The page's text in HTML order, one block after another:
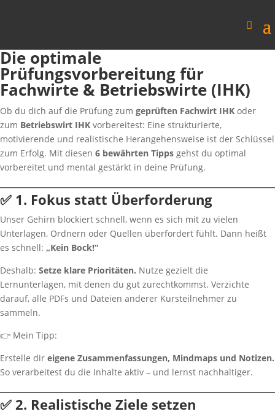
Die optimale
Prüfungsvorbereitung für
Fachwirte & Betriebswirte (IHK)
Ob du dich auf die Prüfung zum geprüften Fachwirt IHK oder
zum Betriebswirt IHK vorbereitest: Eine strukturierte,
motivierende und realistische Herangehensweise ist der Schlüssel
zum Erfolg. Mit diesen 6 bewährten Tipps gehst du optimal
vorbereitet und mental gestärkt in deine Prüfung.
✅ 1. Fokus statt Überforderung
Unser Gehirn blockiert schnell, wenn es sich mit zu vielen
Unterlagen, Ordnern oder Quellen überfordert fühlt. Dann heißt
es schnell: „Kein Bock!“
Deshalb: Setze klare Prioritäten. Nutze gezielt die
Lernunterlagen, mit denen du gut zurechtkommst. Verzichte
darauf, alle PDFs und Dateien anderer Kursteilnehmer zu
sammeln.
👉 Mein Tipp:
Erstelle dir eigene Zusammenfassungen, Mindmaps und Notizen.
So verarbeitest du die Inhalte aktiv – und lernst nachhaltiger.
✅ 2. Realistische Ziele setzen